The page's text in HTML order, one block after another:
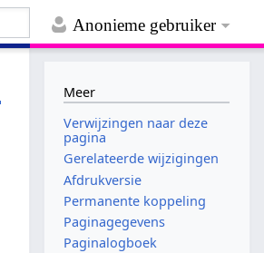
Anonieme gebruiker
Meer
Verwijzingen naar deze
pagina
Gerelateerde wijzigingen
Afdrukversie
Permanente koppeling
Paginagegevens
Paginalogboek